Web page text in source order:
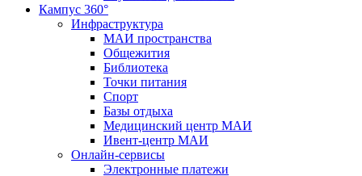
Кампус 360°
Инфраструктура
МАИ пространства
Общежития
Библиотека
Точки питания
Спорт
Базы отдыха
Медицинский центр МАИ
Ивент-центр МАИ
Онлайн-сервисы
Электронные платежи